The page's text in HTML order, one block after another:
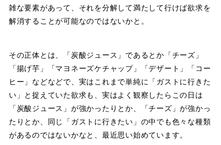
雑な要素があって、それを分解して満たして行けば欲求を
解消することが可能なのではないかと。
その正体とは、「炭酸ジュース」であるとか「チーズ」
「揚げ芋」「マヨネーズケチャップ」「デザート」「コー
ヒー」などなどで、実はこれまで単純に「ガストに行きた
い」と捉えていた欲求も、実はよく観察したらこの日は
「炭酸ジュース」が強かったりとか、「チーズ」が強かっ
たりとか、同じ「ガストに行きたい」の中でも色々な種類
があるのではないかなと、最近思い始めています。